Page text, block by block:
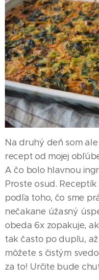
Na druhý deň som
recept od mojej
A čo bolo hlavnou
Proste osud. Receptík
podľa toho, čo sme
nečakane úžasný
obeda 6x zopakuje,
tak často po dupľu,
môžete s čistým
za to! Určite bude